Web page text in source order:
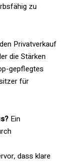
zu
Privatverkauf
die Stärken
gepflegtes
für
Ein
dass klare